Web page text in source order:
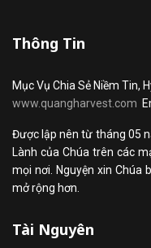
Thông Tin
Mục Vụ Chia Sẻ Niềm Tin,
www.quangharvest.com
Được lập nên từ tháng 05
Lành của Chúa trên các
mọi nơi. Nguyện xin Chúa
mở rộng hơn.
Tài Nguyên